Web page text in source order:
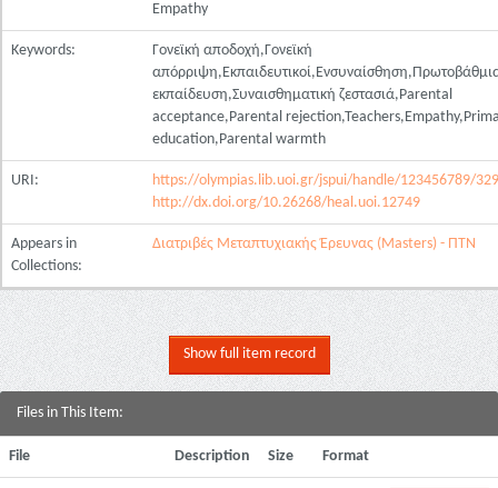
Empathy
Keywords:
Γονεϊκή αποδοχή,Γονεϊκή
εκπαίδευση,Συναισθηματική ζεστασιά,Parental
acceptance,Parental
education,Parental warmth
URI:
https://olympias.lib.uoi.gr/jspui/handle/123456789/
http://dx.doi.org/10.26268/heal.uoi.12749
Appears in
Collections:
Διατριβές Μεταπτυχιακής Έρευνας (Masters) - ΠΤΝ
Show full item record
Files in This Item:
File Description Size Format